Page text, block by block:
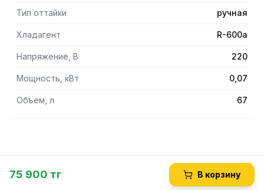
Тип оттайки ручная
Хладагент R-600a
Напряжение, В 220
Мощность, кВт 0,07
Объем, л 67
75 900 тг В корзину